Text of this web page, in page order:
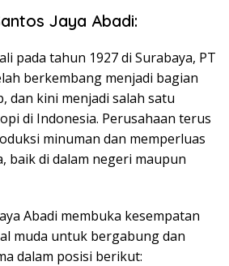
Jaya Abadi:
pada tahun 1927 di Surabaya, PT
berkembang menjadi bagian
dan kini menjadi salah satu
di Indonesia. Perusahaan terus
minuman dan memperluas
baik di dalam negeri maupun
Abadi membuka kesempatan
muda untuk bergabung dan
dalam posisi berikut: